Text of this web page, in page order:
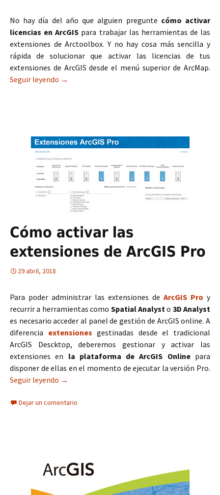
No hay día del año que alguien pregunte cómo activar
licencias en ArcGIS para trabajar las herramientas de las
extensiones de Arctoolbox. Y no hay cosa más sencilla y
rápida de solucionar que activar las licencias de tus
extensiones de ArcGIS desde el menú superior de ArcMap.
Seguir leyendo Geotip nº20: Activar licencias en ArcGIS
→
Cómo activar las
extensiones de ArcGIS Pro
29 abril, 2018
Para poder administrar las extensiones de ArcGIS Pro y
recurrir a herramientas como Spatial Analysto 3D Analyst
es necesario acceder al panel de gestión de ArcGIS online. A
diferencia extensiones gestinadas desde el tradicional
ArcGIS Descktop, deberemos gestionar y activar las
extensiones en la plataforma de ArcGIS Onlinepara
disponer de ellas en el momento de ejecutar la versión Pro.
Seguir leyendo Cómo activar las extensiones de ArcGIS Pro
→
Dejar un comentario